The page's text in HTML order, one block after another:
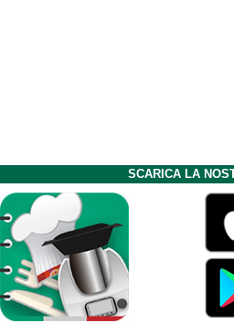
SCARICA LA